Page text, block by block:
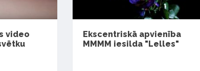
video
Ekscentriskā apvienība
MMMM iesilda "Lelles"